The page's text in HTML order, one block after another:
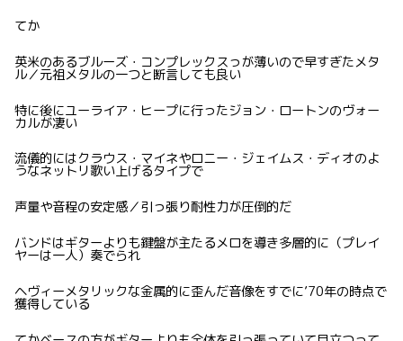
てか
英米のあるブルーズ・コンプレックスっが薄いので早すぎたメタ
ル／元祖メタルの一つと断言しても良い
特に後にユーライア・ヒープに行ったジョン・ロートンのヴォー
カルが凄い
流儀的にはクラウス・マイネやロニー・ジェイムス・ディオのよ
うなネットリ歌い上げるタイプで
声量や音程の安定感／引っ張り耐性力が圧倒的だ
バンドはギターよりも鍵盤が主たるメロを導き多層的に（プレイ
ヤーは一人）奏でられ
ヘヴィーメタリックな金属的に歪んだ音像をすでに’70年の時点で
獲得している